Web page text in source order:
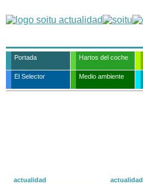
Portada Hartos del coche
El Selector Medio ambiente
actualidad
actualidad